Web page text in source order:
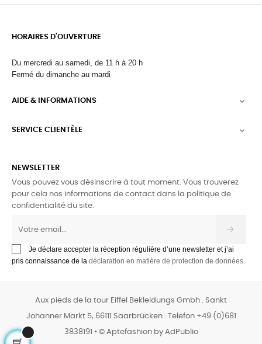
HORAIRES D'OUVERTURE
Du mercredi au samedi, de 11 h à 20 h
Fermé du dimanche au mardi
AIDE & INFORMATIONS 
SERVICE CLIENTÈLE 
NEWSLETTER
Vous pouvez vous désinscrire à tout moment. Vous trouverez
pour cela nos informations de contact dans la politique de
confidentialité du site.
Je déclare accepter la réception régulière d’une newsletter et j’ai
pris connaissance de la déclaration en matière de protection de données.
Aux pieds de la tour Eiffel Bekleidungs Gmbh . Sankt
Johanner Markt 5, 66111 Saarbrücken . Telefon +49 (0)681
3838191 • © Aptefashion by AdPublio